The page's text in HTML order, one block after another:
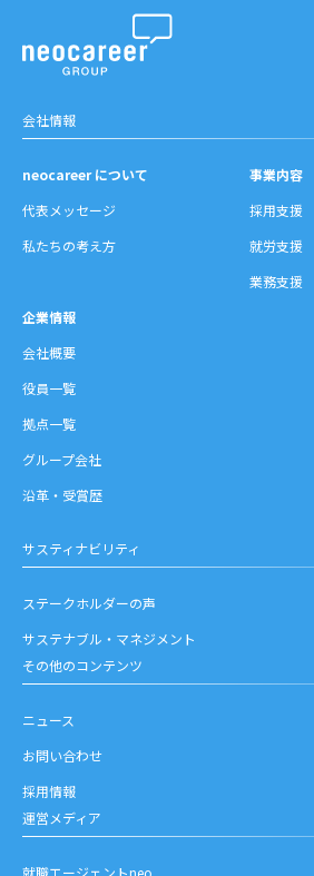
会社情報
neocareer について
代表メッセージ
私たちの考え方
事業内容
採用支援
就労支援
業務支援
企業情報
会社概要
役員一覧
拠点一覧
グループ会社
沿革・受賞歴
サスティナビリティ
ステークホルダーの声
サステナブル・マネジメント
その他のコンテンツ
ニュース
お問い合わせ
採用情報
運営メディア
就職エージェントneo